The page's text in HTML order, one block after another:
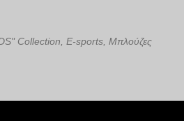
Collection E-sports Μπλούζες